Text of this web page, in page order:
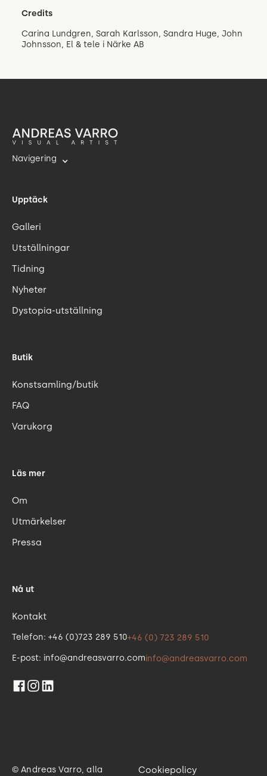
Credits
Carina Lundgren, Sarah Karlsson, Sandra Huge, John
Johnsson, El & tele i Närke AB
Navigering
Upptäck
Galleri
Utställningar
Tidning
Nyheter
Dystopia-utställning
Butik
Konstsamling/butik
FAQ
Varukorg
Läs mer
Om
Utmärkelser
Pressa
Nå ut
Kontakt
Telefon: +46 (0)723 289 510+46 (0) 723 289 510
E-post: info@andreasvarro.cominfo@andreasvarro.com
© Andreas Varro, alla
Cookiepolicy